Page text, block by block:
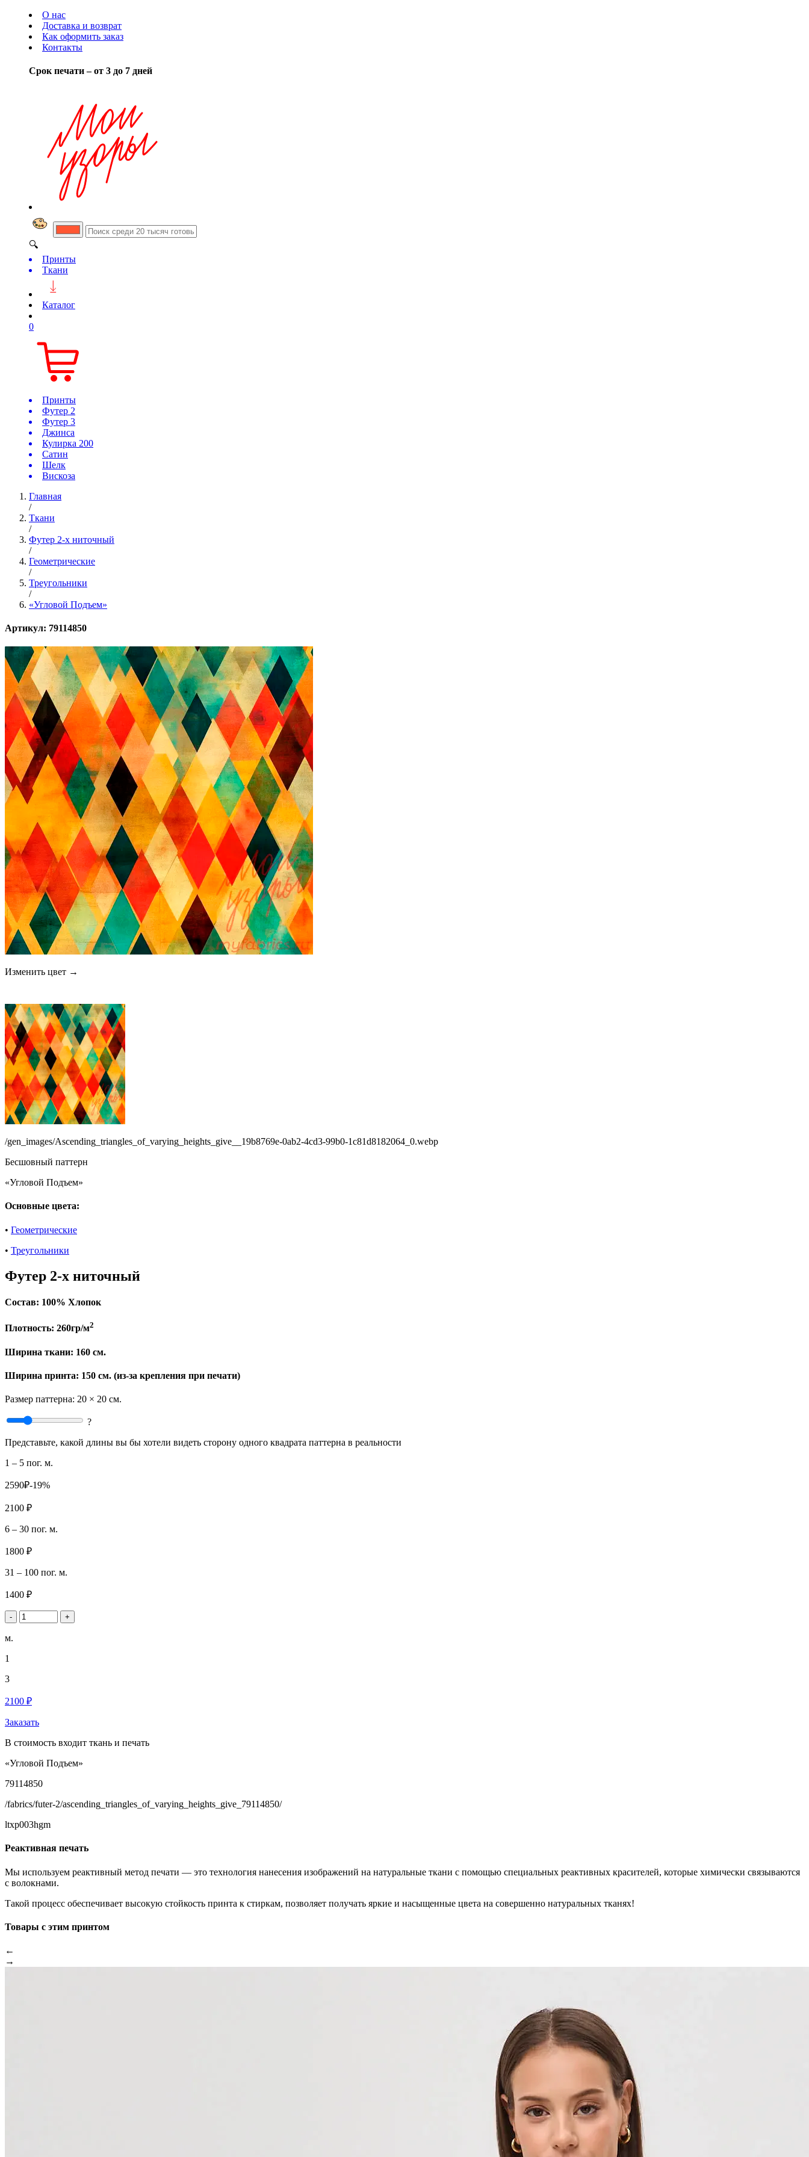
О нас
Доставка и возврат
Как оформить заказ
Контакты
Срок печати – от 3 до 7 дней
🔍
Принты
Ткани
Каталог
0
Принты
Футер 2
Футер 3
Джинса
Кулирка 200
Сатин
Шелк
Вискоза
Главная
/
Ткани
/
Футер 2-х ниточный
/
Геометрические
/
Треугольники
/
«Угловой Подъем»
Артикул: 79114850
Изменить цвет →
/gen_images/Ascending_triangles_of_varying_heights_give__19b8769e-0ab2-4cd3-99b0-1c81d8182064_0.webp
Бесшовный паттерн
«Угловой Подъем»
Основные цвета:
• Геометрические
• Треугольники
Футер 2-х ниточный
Состав: 100% Хлопок
Плотность: 260гр/м2
Ширина ткани: 160 см.
Ширина принта: 150 см. (из-за крепления при печати)
Размер паттерна: 20 × 20 см.
?
Представьте, какой длины вы бы хотели видеть сторону одного квадрата паттерна в реальности
1 – 5 пог. м.
2590₽-19%
2100 ₽
6 – 30 пог. м.
1800 ₽
31 – 100 пог. м.
1400 ₽
- +
м.
1
3
2100 ₽
Заказать
В стоимость входит ткань и печать
«Угловой Подъем»
79114850
/fabrics/futer-2/ascending_triangles_of_varying_heights_give_79114850/
ltxp003hgm
Реактивная печать
Мы используем реактивный метод печати — это технология нанесения изображений на натуральные ткани с помощью специальных реактивных красителей, которые химически связываются
с волокнами.
Такой процесс обеспечивает высокую стойкость принта к стиркам, позволяет получать яркие и насыщенные цвета на совершенно натуральных тканях!
Товары с этим принтом
←
→